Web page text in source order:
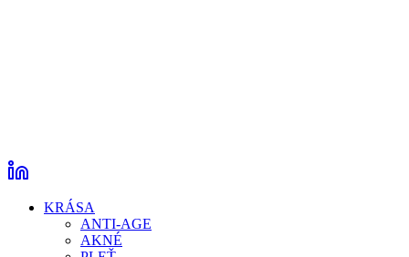
KRÁSA
ANTI-AGE
AKNÉ